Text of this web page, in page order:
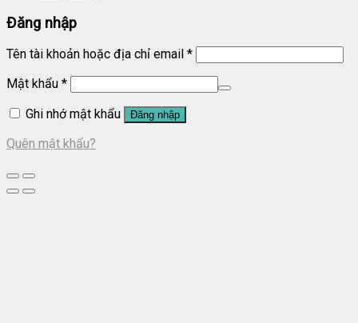
Đăng nhập
Tên tài khoản hoặc địa chỉ email *
Mật khẩu *
Ghi nhớ mật khẩu
Đăng nhập
Quên mật khẩu?